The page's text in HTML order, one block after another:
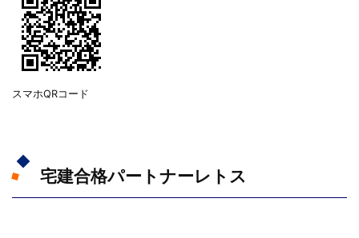
スマホQRコード
宅建合格パートナーレトス